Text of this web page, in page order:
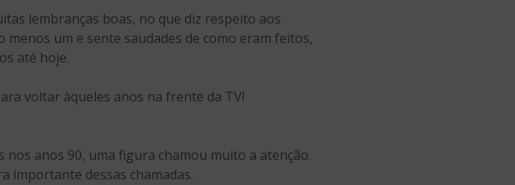
lembranças boas, no que diz respeito aos
menos um e sente saudades de como eram feitos,
até hoje.
voltar àqueles anos na frente da TV!
anos 90, uma figura chamou muito a atenção.
importante dessas chamadas.